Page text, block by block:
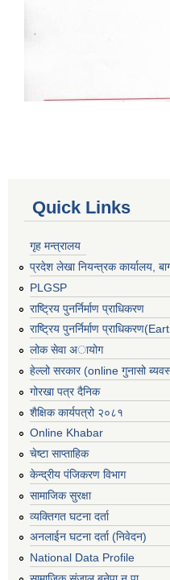
Quick Links
गृह मन्त्रालय
प्रदेश लेखा नियन्त्रक कार्यालय,
PLGSP
राष्ट्रिय पुनर्निर्माण प्राधिकरण
राष्ट्रिय पुनर्निर्माण
लोक सेवा अायोग
हेल्लो सरकार (online गुनासो
गोरखा पत्र दैनिक
शैक्षिक कार्यपत्रो २०८१
Online Khabar
चेष्टा साप्ताहिक
केन्द्रीय पंजिकरण विभाग
सामाजिक सुरक्षा
व्यक्तिगत घटना दर्ता
अनलाईन घटना दर्ता (निवेदन)
National Data Profile